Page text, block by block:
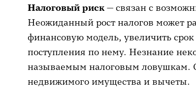
Налоговый риск— связан с
Неожиданный рост налогов может
финансовую модель, увеличить
поступления по нему. Незнание
называемым налоговым ловушкам.
недвижимого имущества и вычеты.